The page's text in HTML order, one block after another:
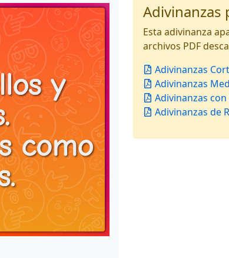
Esta adivinanza
archivos PDF
Adivinanzas
Adivinanzas
Adivinanzas
Adivinanzas de